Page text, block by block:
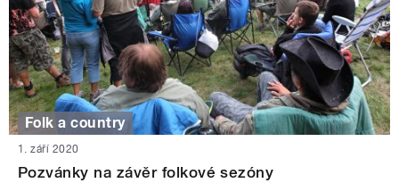
Folk a country
1. září 2020
Pozvánky na závěr folkové sezóny